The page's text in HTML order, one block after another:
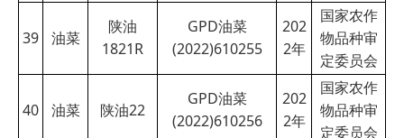
39 油菜
陕油
1821R
GPD油菜
(2022)610255
202
2年
国家农作
物品种审
定委员会
40 油菜 陕油22
GPD油菜
(2022)610256
202
2年
国家农作
物品种审
定委员会